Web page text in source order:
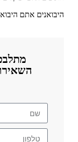
היבואנים אתם